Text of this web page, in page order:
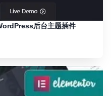
后台主题插件